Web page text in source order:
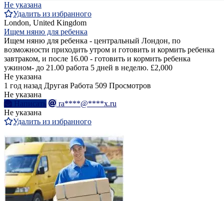
Не указана
Удалить из избранного
London, United Kingdom
Ищем няню для ребенка
Ищем няню для ребенка - центральный Лондон, по
возможности приходить утром и готовить и кормить ребенка
завтраком, и после 16.00 - готовить и кормить ребенка
ужином- до 21.00 работа 5 дней в неделю. £2,000
Не указана
1 год назад Другая Работа 509 Просмотров
Не указана
Написать
ra****@****x.ru
Не указана
Удалить из избранного